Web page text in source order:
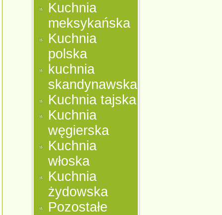
Kuchnia
meksykańska
Kuchnia
polska
kuchnia
skandynawska
Kuchnia tajska
Kuchnia
węgierska
Kuchnia
włoska
Kuchnia
żydowska
Pozostałe